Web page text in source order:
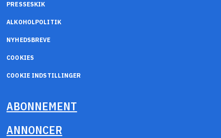
PRESSESKIK
ALKOHOLPOLITIK
NYHEDSBREVE
COOKIES
COOKIE INDSTILLINGER
ABONNEMENT
ANNONCER